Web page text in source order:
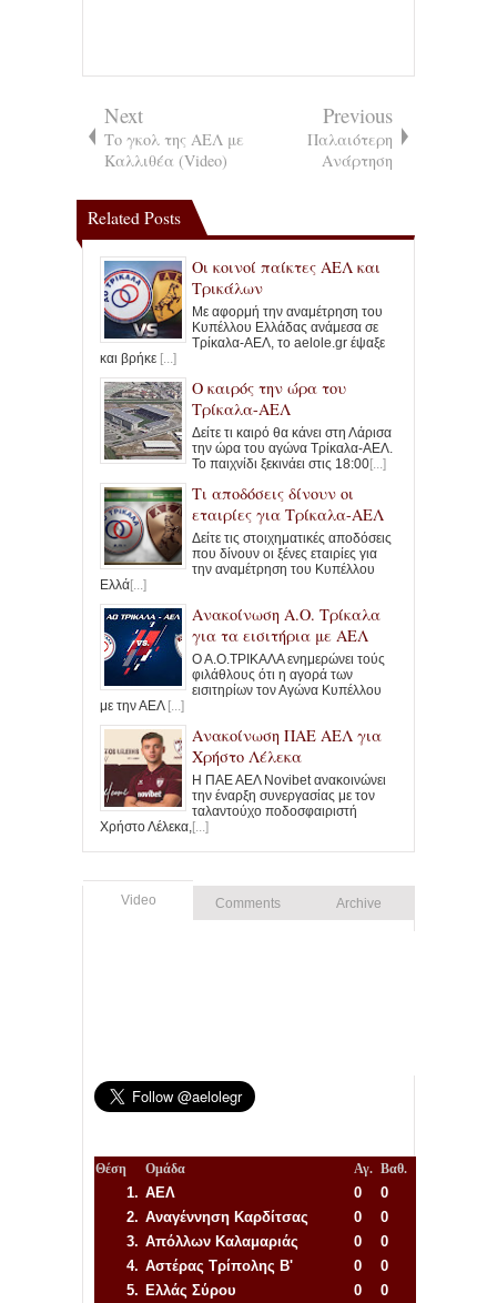
Next
Το γκολ της ΑΕΛ με
Καλλιθέα (Video)
Previous
Παλαιότερη
Ανάρτηση
Related Posts
Οι κοινοί παίκτες ΑΕΛ και
Τρικάλων
Με αφορμή την αναμέτρηση του
Κυπέλλου Ελλάδας ανάμεσα σε
Τρίκαλα-ΑΕΛ, το aelole.gr έψαξε
και βρήκε [...]
Ο καιρός την ώρα του
Τρίκαλα-ΑΕΛ
Δείτε τι καιρό θα κάνει στη Λάρισα
την ώρα του αγώνα Τρίκαλα-ΑΕΛ.
To παιχνίδι ξεκινάει στις 18:00[...]
Τι αποδόσεις δίνουν οι
εταιρίες για Τρίκαλα-ΑΕΛ
Δείτε τις στοιχηματικές αποδόσεις
που δίνουν οι ξένες εταιρίες για
την αναμέτρηση του Κυπέλλου
Ελλά[...]
Ανακοίνωση Α.Ο. Τρίκαλα
για τα εισιτήρια με ΑΕΛ
Ο Α.Ο.ΤΡΙΚΑΛΑ ενημερώνει τούς
φιλάθλους ότι η αγορά των
εισιτηρίων τον Αγώνα Κυπέλλου
με την ΑΕΛ [...]
Ανακοίνωση ΠΑΕ ΑΕΛ για
Χρήστο Λέλεκα
Η ΠΑΕ ΑΕΛ Novibet ανακοινώνει
την έναρξη συνεργασίας με τον
ταλαντούχο ποδοσφαιριστή
Χρήστο Λέλεκα,[...]
Video Comments Archive
Θέση Ομάδα Αγ. Βαθ.
1. ΑΕΛ 0
0
2. Αναγέννηση Καρδίτσας 0
0
3. Απόλλων Καλαμαριάς 0
0
4. Αστέρας Τρίπολης Β' 0
0
5. Ελλάς Σύρου 0
0